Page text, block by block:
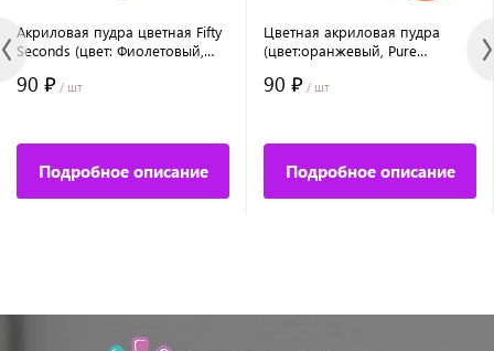
Акриловая пудра цветная Fifty
Seconds (цвет: Фиолетовый,
90 ₽ / шт
Подробное описание
Цветная акриловая пудра
(цвет:оранжевый, Pure
90 ₽ / шт
Подробное описание